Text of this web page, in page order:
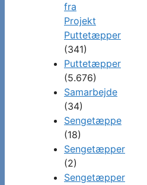
fra
Projekt
Puttetæpper
(341)
Puttetæpper
(5.676)
Samarbejde
(34)
Sengetæppe
(18)
Sengetæpper
(2)
Sengetæpper